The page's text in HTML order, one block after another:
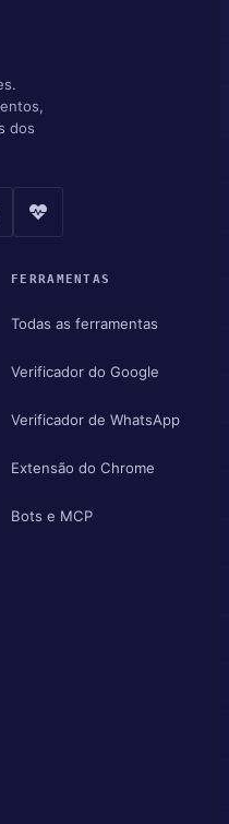
dos
FERRAMENTAS
Todas as ferramentas
Verificador do Google
Verificador de WhatsApp
Extensão do Chrome
Bots e MCP